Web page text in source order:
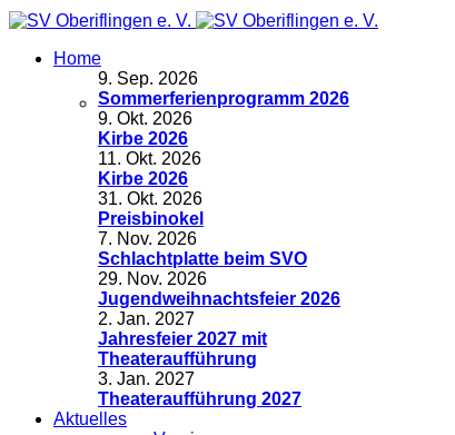
Home
9. Sep. 2026
Sommerferienprogramm 2026
9. Okt. 2026
Kirbe 2026
11. Okt. 2026
Kirbe 2026
31. Okt. 2026
Preisbinokel
7. Nov. 2026
Schlachtplatte beim SVO
29. Nov. 2026
Jugendweihnachtsfeier 2026
2. Jan. 2027
Jahresfeier 2027 mit
Theateraufführung
3. Jan. 2027
Theateraufführung 2027
Aktuelles